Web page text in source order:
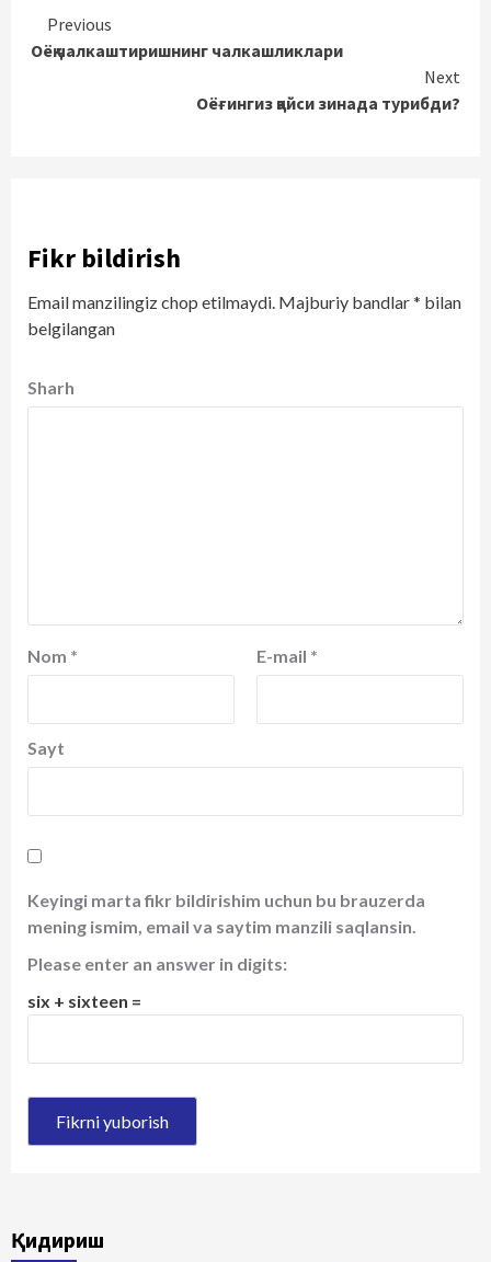
Continue
Reading
Previous
Оёқ чалкаштиришнинг чалкашликлари
Next
Оёғингиз қайси зинада турибди?
Fikr bildirish
Email manzilingiz chop etilmaydi. Majburiy bandlar* bilan
belgilangan
Sharh
Nom * E-mail *
Sayt
Keyingi marta fikr bildirishim uchun bu brauzerda
mening ismim, email va saytim manzili saqlansin.
Please enter an answer in digits:
six + sixteen =
Қидириш